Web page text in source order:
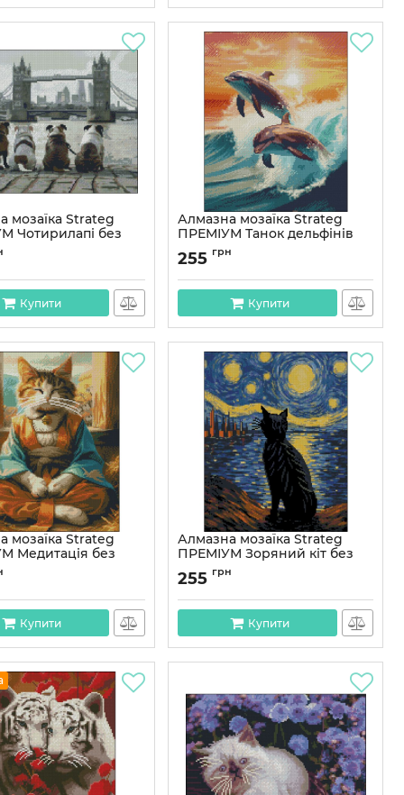
мозаїка Strateg
Чотирилапі без
розміром 40х50
41)
41
Купити
Алмазна мозаїка Strateg
ПРЕМІУМ Танок дельфінів
без підрамника розміром
40х50 см (ZAV4050-39)
Артикул:ZAV4050-39
255 грн
Купити
мозаїка Strateg
Медитація без
розміром 40х50
24)
24
Купити
Алмазна мозаїка Strateg
ПРЕМІУМ Зоряний кіт без
підрамника розміром 40х50
см (ZAV4050-5)
Артикул:ZAV4050-5
255 грн
Купити